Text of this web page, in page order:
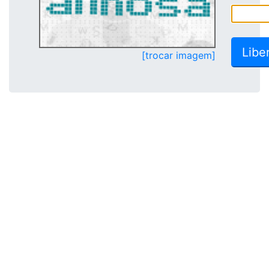
[trocar imagem]